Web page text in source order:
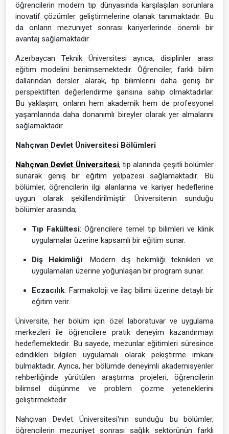
öğrencilerin modern tıp dünyasında karşılaşılan sorunlara
inovatif çözümler geliştirmelerine olanak tanımaktadır. Bu
da onların mezuniyet sonrası kariyerlerinde önemli bir
avantaj sağlamaktadır.
Azerbaycan Teknik Üniversitesi ayrıca, disiplinler arası
eğitim modelini benimsemektedir. Öğrenciler, farklı bilim
dallarından dersler alarak, tıp bilimlerini daha geniş bir
perspektiften değerlendirme şansına sahip olmaktadırlar.
Bu yaklaşım, onların hem akademik hem de profesyonel
yaşamlarında daha donanımlı bireyler olarak yer almalarını
sağlamaktadır.
Nahçıvan Devlet Üniversitesi Bölümleri
Nahçıvan Devlet Üniversitesi, tıp alanında çeşitli bölümler
sunarak geniş bir eğitim yelpazesi sağlamaktadır. Bu
bölümler, öğrencilerin ilgi alanlarına ve kariyer hedeflerine
uygun olarak şekillendirilmiştir. Üniversitenin sunduğu
bölümler arasında;
Tıp Fakültesi: Öğrencilere temel tıp bilimleri ve klinik
uygulamalar üzerine kapsamlı bir eğitim sunar.
Diş Hekimliği: Modern diş hekimliği teknikleri ve
uygulamaları üzerine yoğunlaşan bir program sunar.
Eczacılık: Farmakoloji ve ilaç bilimi üzerine detaylı bir
eğitim verir.
Üniversite, her bölüm için özel laboratuvar ve uygulama
merkezleri ile öğrencilere pratik deneyim kazandırmayı
hedeflemektedir. Bu sayede, mezunlar eğitimleri süresince
edindikleri bilgileri uygulamalı olarak pekiştirme imkanı
bulmaktadır. Ayrıca, her bölümde deneyimli akademisyenler
rehberliğinde yürütülen araştırma projeleri, öğrencilerin
bilimsel düşünme ve problem çözme yeteneklerini
geliştirmektedir.
Nahçıvan Devlet Üniversitesi'nin sunduğu bu bölümler,
öğrencilerin mezuniyet sonrası sağlık sektörünün farklı